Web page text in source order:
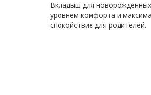
Вкладыш для
уровнем комфорта и
спокойствие для родителей.